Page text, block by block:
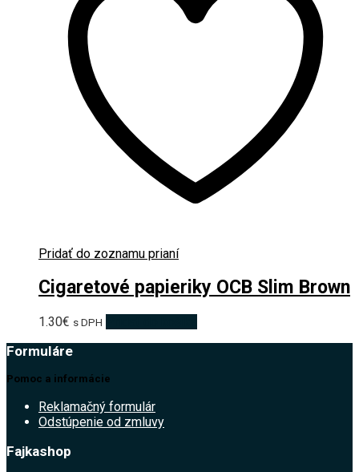
Pridať do zoznamu prianí
Cigaretové papieriky OCB Slim Brown
1.30€ s DPH
Formuláre
Pomoc a informácie
Reklamačný formulár
Odstúpenie od zmluvy
Fajkashop